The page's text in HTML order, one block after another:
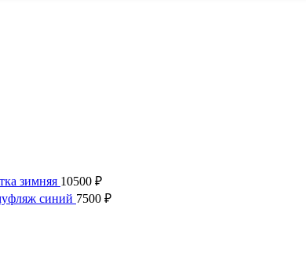
зимняя 10500 ₽
синий 7500 ₽